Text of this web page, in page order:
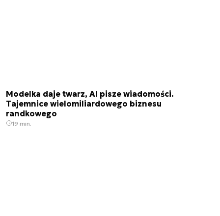
Modelka daje twarz, AI pisze wiadomości.
Tajemnice wielomiliardowego biznesu
randkowego
19 min.